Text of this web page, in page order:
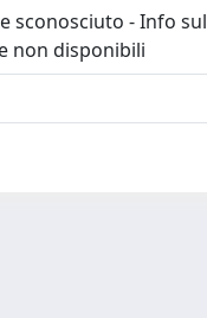
sconosciuto - Info sul
non disponibili